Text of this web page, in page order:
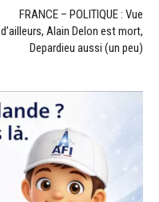
FRANCE – POLITIQUE : Vue
d’ailleurs, Alain Delon est mort,
Depardieu aussi (un peu)